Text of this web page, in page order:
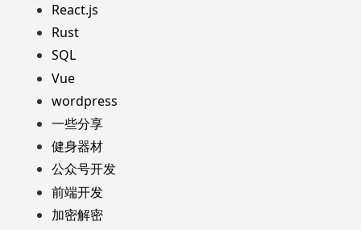
React.js
Rust
SQL
Vue
wordpress
一些分享
健身器材
公众号开发
前端开发
加密解密